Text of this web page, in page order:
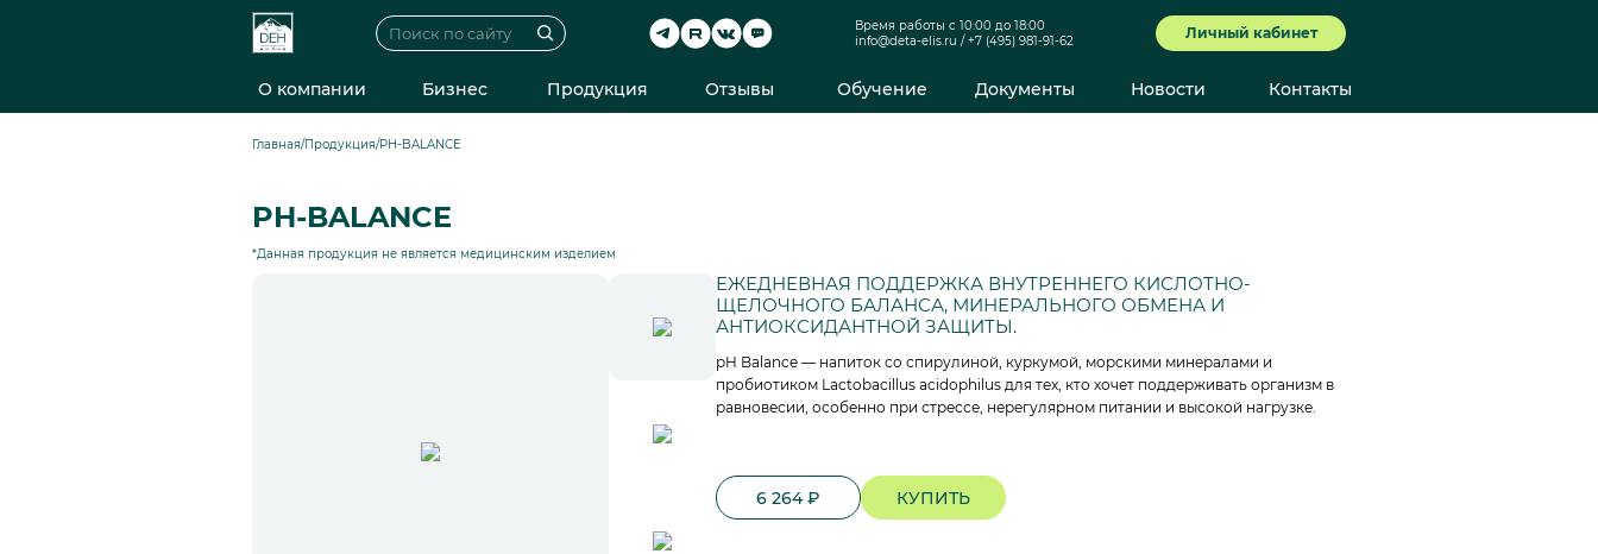
Время работы с 10:00 до 18:00
info@deta-elis.ru / +7 (495) 981-91-62 Личный кабинет
О компании Бизнес Продукция Отзывы Обучение Документы Новости Контакты
Главная/Продукция/PH-BALANCE
PH-BALANCE
*Данная продукция не является медицинским изделием
ЕЖЕДНЕВНАЯ ПОДДЕРЖКА ВНУТРЕННЕГО КИСЛОТНО-
ЩЕЛОЧНОГО БАЛАНСА, МИНЕРАЛЬНОГО ОБМЕНА И
АНТИОКСИДАНТНОЙ ЗАЩИТЫ.
pH Balance — напиток со спирулиной, куркумой, морскими минералами и
пробиотиком Lactobacillus acidophilus для тех, кто хочет поддерживать организм в
равновесии, особенно при стрессе, нерегулярном питании и высокой нагрузке.
6 264 ₽ КУПИТЬ